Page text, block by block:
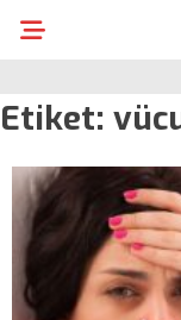
Etiket: